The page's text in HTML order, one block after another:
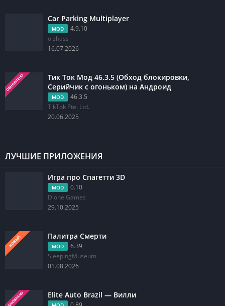
Car Parking Multiplayer
MOD
4.9.10
olzhass
16.07.2026
ОБНОВЛЕНО
Тик Ток Мод 46.3.5 (Обход блокировки,
Серийчик с огоньком) на Андроид
MOD
46.3.5
TikTok Pte. Ltd.
20.06.2025
ЛУЧШИЕ ПРИЛОЖЕНИЯ
Игра про Спагетти 3D
MOD
0.10
D one Games
29.10.2025
НОВЫЙ Палитра Смерти
MOD
6.39
SleepingMuseum
01.08.2026
ОБНОВЛЕНО Elite Auto Brazil — Вилли